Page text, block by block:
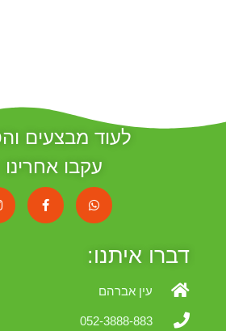
לעוד מבצעים
עקבו
דברו איתנו:
עין אברהם
052-3888-883